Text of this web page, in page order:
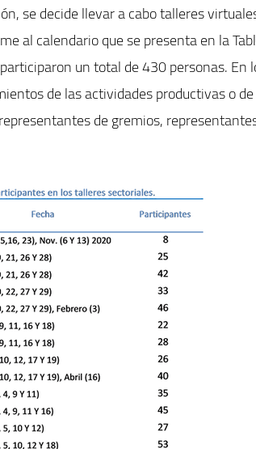
se decide llevar a cabo talleres
al calendario que se presenta en la
un total de 430 personas. En
de las actividades productivas o de
de gremios,